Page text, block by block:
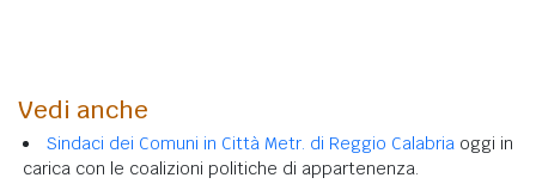
Vedi anche
Sindaci dei Comuni in Città Metr. di Reggio Calabria oggi in
carica con le coalizioni politiche di appartenenza.